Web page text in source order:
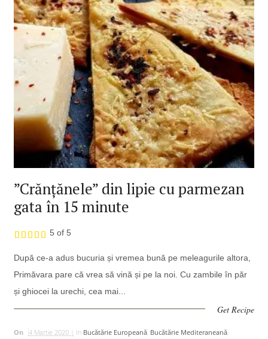
”Crănțănele” din lipie cu parmezan
gata în 15 minute
5 of 5
După ce-a adus bucuria și vremea bună pe meleagurile altora,
Primăvara pare că vrea să vină și pe la noi. Cu zambile în păr
și ghiocei la urechi, cea mai...
Get Recipe
On 4 Martie 2020 | In Bucătărie Europeană, Bucătărie Mediteraneană,